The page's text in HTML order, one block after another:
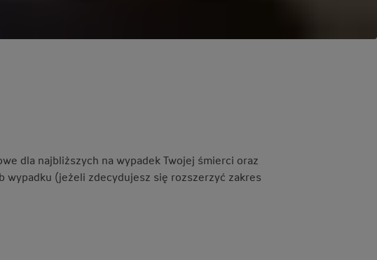
dla najbliższych na wypadek Twojej śmierci oraz
wypadku (jeżeli zdecydujesz się rozszerzyć zakres